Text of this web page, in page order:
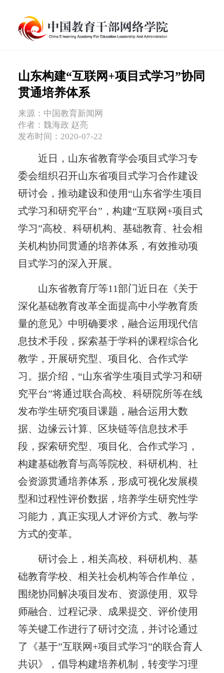
山东构建“互联网+项目式学习”协同
贯通培养体系
来源：中国教育新闻网
作者：魏海政 赵亮
发布时间：2020-07-22
近日，山东省教育学会项目式学习专
委会组织召开山东省项目式学习合作建设
研讨会，推动建设和使用“山东省学生项目
式学习和研究平台”，构建“互联网+项目式
学习”高校、科研机构、基础教育、社会相
关机构协同贯通的培养体系，有效推动项
目式学习的深入开展。
山东省教育厅等11部门近日在《关于
深化基础教育改革全面提高中小学教育质
量的意见》中明确要求，融合运用现代信
息技术手段，探索基于学科的课程综合化
教学，开展研究型、项目化、合作式学
习。据介绍，“山东省学生项目式学习和研
究平台”将通过联合高校、科研院所等在线
发布学生研究项目课题，融合运用大数
据、边缘云计算、区块链等信息技术手
段，探索研究型、项目化、合作式学习，
构建基础教育与高等院校、科研机构、社
会资源贯通培养体系，形成可视化发展模
型和过程性评价数据，培养学生研究性学
习能力，真正实现人才评价方式、教与学
方式的变革。
研讨会上，相关高校、科研机构、基
础教育学校、相关社会机构等合作单位，
围绕协同解决项目发布、资源使用、双导
师融合、过程记录、成果提交、评价使用
等关键工作进行了研讨交流，并讨论通过
了《基于”互联网+项目式学习”的联合育人
共识》，倡导构建培养机制，转变学习理